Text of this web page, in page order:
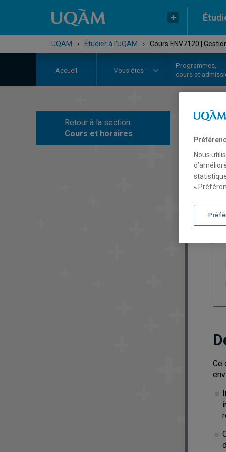
UQAM › Étudier à l'UQAM › Cours ENV7120 |
Accueil Vous êtes
Programmes,
cours et
Retour à la section
Cours et horaires
Ce
Nous
«